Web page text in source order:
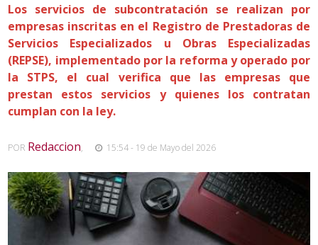
Los servicios de subcontratación se realizan por
empresas inscritas en el Registro de Prestadoras de
Servicios Especializados u Obras Especializadas
(REPSE), implementado por la reforma y operado por
la STPS, el cual verifica que las empresas que
prestan estos servicios y quienes los contratan
cumplan con la ley.
POR Redaccion, 15:54 - 19 de Mayo del 2026